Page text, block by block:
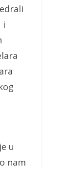
i
u
nam